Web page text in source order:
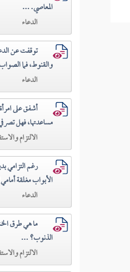
المعاصي. ...
الدعاء
توقفت عن
والقنوط، فما
الدعاء
أشفق على
مساعدتها، فهل
الالتزام
رغم التزامي
الأبواب مغلقة
الدعاء
ما هي طرق
الذنوب؟ ...
الالتزام